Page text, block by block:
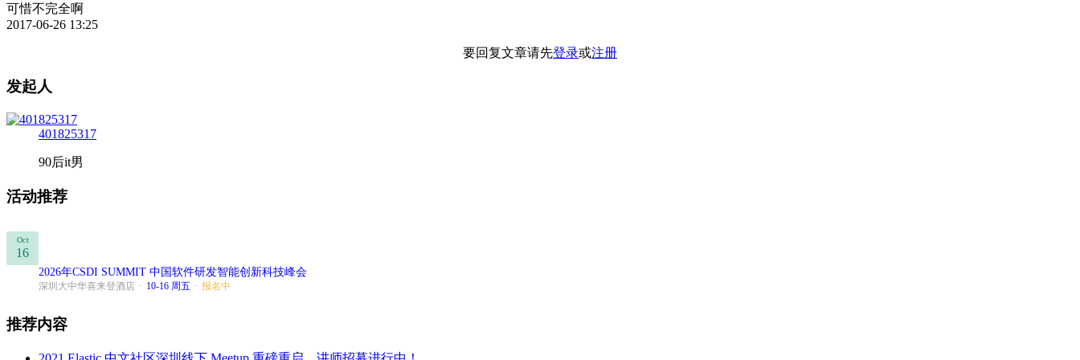
可惜不完全啊
2017-06-26 13:25
要回复文章请先登录或注册
发起人
401825317
90后it男
活动推荐
Oct
16
2026年CSDI SUMMIT 中国软件研发智能创新科技峰会
深圳大中华喜来登酒店 · 10-16 周五 · 报名中
推荐内容